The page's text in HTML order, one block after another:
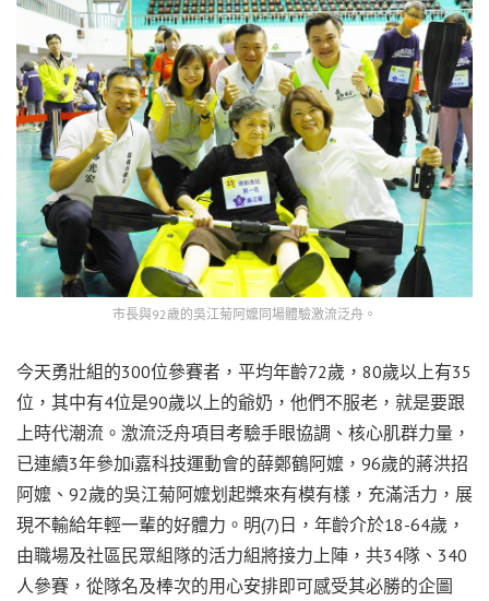
市長與92歲的吳江菊阿嬤同場體驗激流泛舟。
今天勇壯組的300位參賽者，平均年齡72歲，80歲以上有35
位，其中有4位是90歲以上的爺奶，他們不服老，就是要跟
上時代潮流。激流泛舟項目考驗手眼協調、核心肌群力量，
已連續3年參加i嘉科技運動會的薛鄭鶴阿嬤，96歲的蔣洪招
阿嬤、92歲的吳江菊阿嬤划起槳來有模有樣，充滿活力，展
現不輸給年輕一輩的好體力。明(7)日，年齡介於18-64歲，
由職場及社區民眾組隊的活力組將接力上陣，共34隊、340
人參賽，從隊名及棒次的用心安排即可感受其必勝的企圖